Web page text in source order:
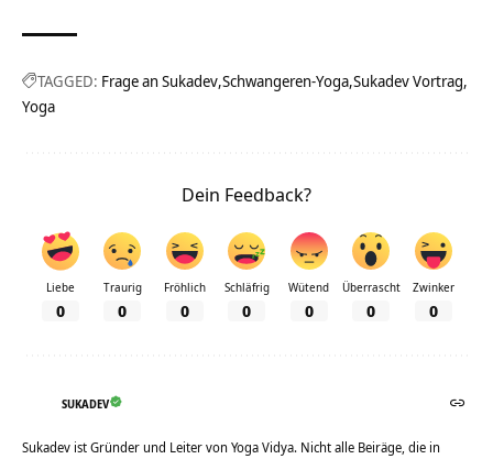
TAGGED: Frage an Sukadev Schwangeren-Yoga Sukadev Vortrag
Yoga
Dein Feedback?
Liebe
0
Traurig
0
Fröhlich
0
Schläfrig
0
Wütend
0
Überrascht
0
Zwinker
0
SUKADEV
Sukadev ist Gründer und Leiter von Yoga Vidya. Nicht alle Beiräge, die in